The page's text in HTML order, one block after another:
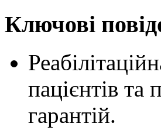
Ключові
пацієнтів
гарантій.